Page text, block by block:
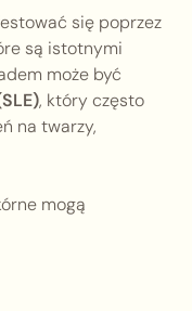
się poprzez
są istotnymi
może być
, który często
na twarzy,
mogą